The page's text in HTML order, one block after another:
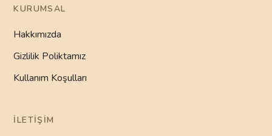
KURUMSAL
Hakkımızda
Gizlilik Poliktamız
Kullanım Koşulları
İLETIŞIM